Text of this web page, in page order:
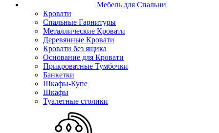
Мебель для Спальни
Кровати
Спальные Гарнитуры
Металлические Кровати
Деревянные Кровати
Кровати без ящика
Основание для Кровати
Прикроватные Тумбочки
Банкетки
Шкафы-Купе
Шкафы
Туалетные столики